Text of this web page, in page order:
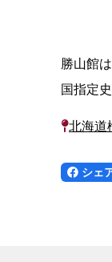
勝山館
国指定史
北海道
シェ